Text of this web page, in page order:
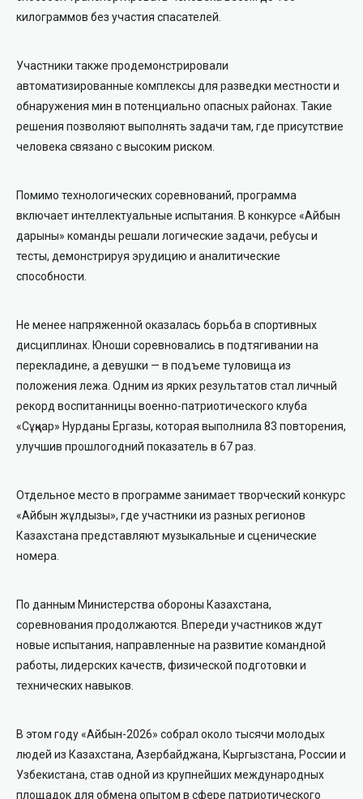
килограммов без участия спасателей.
Участники также продемонстрировали
автоматизированные комплексы для разведки местности и
обнаружения мин в потенциально опасных районах. Такие
решения позволяют выполнять задачи там, где присутствие
человека связано с высоким риском.
Помимо технологических соревнований, программа
включает интеллектуальные испытания. В конкурсе «Айбын
дарыны» команды решали логические задачи, ребусы и
тесты, демонстрируя эрудицию и аналитические
способности.
Не менее напряженной оказалась борьба в спортивных
дисциплинах. Юноши соревновались в подтягивании на
перекладине, а девушки — в подъеме туловища из
положения лежа. Одним из ярких результатов стал личный
рекорд воспитанницы военно-патриотического клуба
«Сұңқар» Нурданы Ергазы, которая выполнила 83 повторения,
улучшив прошлогодний показатель в 67 раз.
Отдельное место в программе занимает творческий конкурс
«Айбын жұлдызы», где участники из разных регионов
Казахстана представляют музыкальные и сценические
номера.
По данным Министерства обороны Казахстана,
соревнования продолжаются. Впереди участников ждут
новые испытания, направленные на развитие командной
работы, лидерских качеств, физической подготовки и
технических навыков.
В этом году «Айбын-2026» собрал около тысячи молодых
людей из Казахстана, Азербайджана, Кыргызстана, России и
Узбекистана, став одной из крупнейших международных
площадок для обмена опытом в сфере патриотического